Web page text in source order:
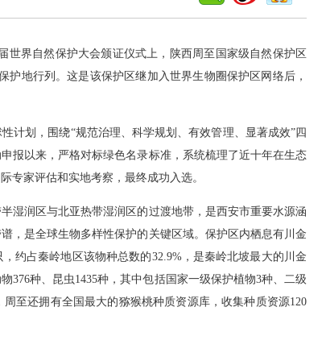
界自然保护大会颁证仪式上，陕西周至国家级自然保护区
地行列。这是该保护区继加入世界生物圈保护区网络后，
划，围绕“规范治理、科学规划、有效管理、显著成效”四
报以来，严格对标绿色名录标准，系统梳理了近十年在生态
专家评估和实地考察，最终成功入选。
润区与北亚热带湿润区的过渡地带，是西安市重要水源涵
，是全球生物多样性保护的关键区域。保护区内栖息有川金
约占秦岭地区该物种总数的32.9%，是秦岭北坡最大的川金
376种、昆虫1435种，其中包括国家一级保护植物3种、二级
至还拥有全国最大的猕猴桃种质资源库，收集种质资源120